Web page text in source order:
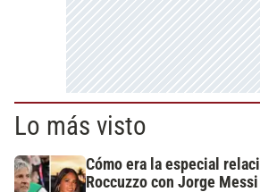
Lo más visto
Cómo era la especial
Roccuzzo con Jorge